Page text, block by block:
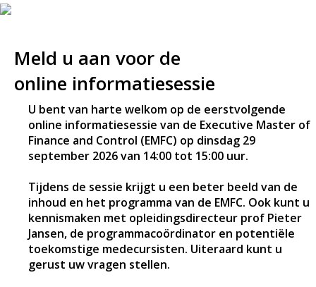
Meld u aan voor de
online informatiesessie
U bent van harte welkom op de eerstvolgende
online informatiesessie van de Executive Master of
Finance and Control (EMFC) op dinsdag 29
september 2026 van 14:00 tot 15:00 uur.
Tijdens de sessie krijgt u een beter beeld van de
inhoud en het programma van de EMFC. Ook kunt u
kennismaken met opleidingsdirecteur prof Pieter
Jansen, de programmacoördinator en potentiële
toekomstige medecursisten. Uiteraard kunt u
gerust uw vragen stellen.